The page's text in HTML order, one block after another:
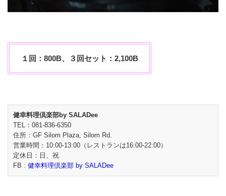
１回：800B、３回セット：2,100B
健幸料理倶楽部by SALADee
TEL：081-836-6350
住所：GF Silom Plaza, Silom Rd.
営業時間：10:00-13:00（レストランは16:00-22:00）
定休日：日、祝
FB : 健幸料理倶楽部 by SALADee